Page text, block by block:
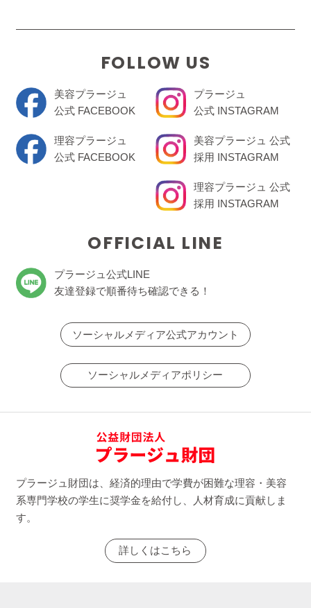
FOLLOW US
美容プラージュ
公式 FACEBOOK
理容プラージュ
公式 FACEBOOK
プラージュ
公式 INSTAGRAM
美容プラージュ 公式
採用 INSTAGRAM
理容プラージュ 公式
採用 INSTAGRAM
OFFICIAL LINE
プラージュ公式LINE
友達登録で順番待ち確認できる！
ソーシャルメディア公式アカウント
ソーシャルメディアポリシー
プラージュ財団は、経済的理由で学費が困難な理容・美容
系専門学校の学生に奨学金を給付し、人材育成に貢献しま
す。
詳しくはこちら